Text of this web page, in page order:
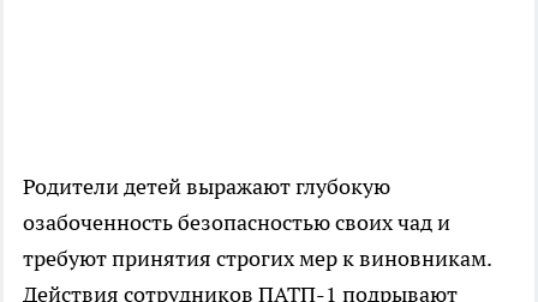
Родители детей выражают глубокую
озабоченность безопасностью своих чад и
требуют принятия строгих мер к виновникам.
Действия сотрудников ПАТП-1 подрывают